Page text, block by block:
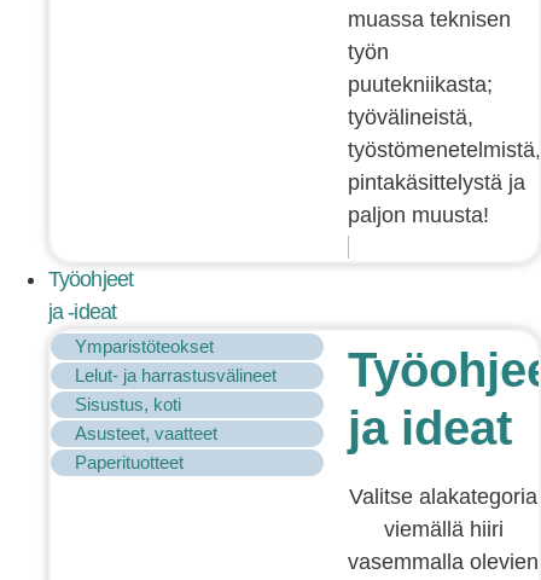
muassa teknisen
työn
puutekniikasta;
työvälineistä,
työstömenetelmistä,
pintakäsittelystä ja
paljon muusta!
Työohjeet
ja -ideat
Ymparistöteokset
Lelut- ja harrastusvälineet
Sisustus, koti
Asusteet, vaatteet
Paperituotteet
ja ideat
Valitse alakategoria
viemällä hiiri
vasemmalla olevien